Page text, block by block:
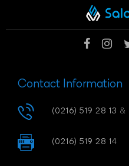
Contact Information
(0216) 519 28 13 &
(0216) 519 28 14